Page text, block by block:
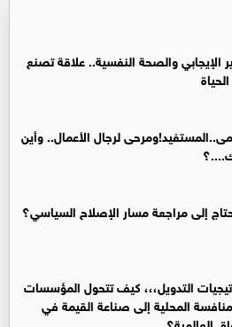
الإيجابي والصحة النفسية.. علاقة تصنع
لرجال الأعمال.. وأين
إلى مراجعة مسار الإصلاح السياسي؟
التدويل،،، كيف تتحول المؤسسات
المحلية إلى صناعة القيمة في